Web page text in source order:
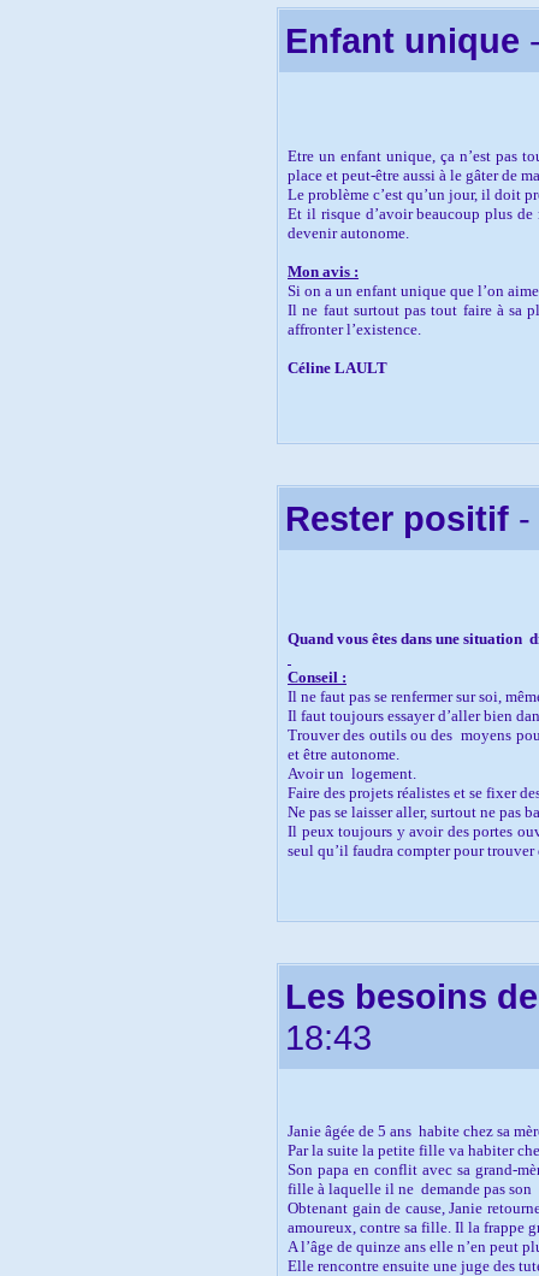
Enfant unique
Etre un enfant unique, ça n’est pas
place et peut-être aussi à le gâter de
Le problème c’est qu’un jour, il doit
Et il risque d’avoir beaucoup plus de
devenir autonome.
Mon avis :
Si on a un enfant unique que l’on
Il ne faut surtout pas tout faire à sa
affronter l’existence.
Céline LAULT
Rester positif
Quand vous êtes dans une situation
Conseil :
Il ne faut pas se renfermer sur soi,
Il faut toujours essayer d’aller bien
Trouver des outils ou des moyens
et être autonome.
Avoir un logement.
Faire des projets réalistes et se fixer
Ne pas se laisser aller, surtout ne pas
Il peux toujours y avoir des portes
seul qu’il faudra compter pour trouver
Les besoins
18:43
Janie âgée de 5 ans habite chez sa
Par la suite la petite fille va habiter
Son papa en conflit avec sa grand-
fille à laquelle il ne demande pas son
Obtenant gain de cause, Janie
amoureux, contre sa fille. Il la frappe
A l’âge de quinze ans elle n’en peut
Elle rencontre ensuite une juge des